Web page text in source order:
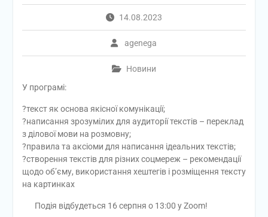
14.08.2023
agenega
Новини
У програмі:
?текст як основа якісної комунікації;
?написання зрозумілих для аудиторії текстів – переклад
з ділової мови на розмовну;
?правила та аксіоми для написання ідеальних текстів;
?створення текстів для різних соцмереж – рекомендації
щодо об’єму, використання хештегів і розміщення тексту
на картинках
Подія відбудеться 16 серпня о 13:00 у Zoom!